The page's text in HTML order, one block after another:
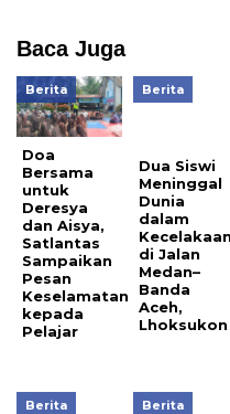
Baca Juga
Berita
Doa
Bersama
untuk
Deresya
dan Aisya,
Satlantas
Sampaikan
Pesan
Keselamatan
kepada
Pelajar
Berita
Dua Siswi
Meninggal
Dunia
dalam
Kecelakaan
di Jalan
Medan–
Banda
Aceh,
Lhoksukon
Berita Berita